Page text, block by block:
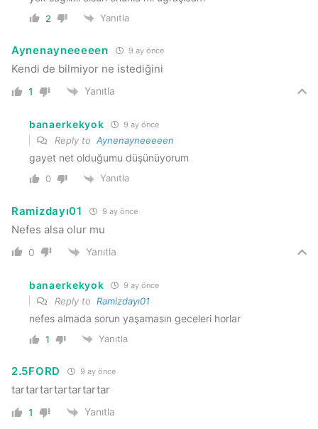
2 Yanıtla
Aynenayneeeeen 9 ay önce
Kendi de bilmiyor ne istediğini
1 Yanıtla
banaerkekyok 9 ay önce
Reply to Aynenayneeeeen
gayet net olduğumu düşünüyorum
0 Yanıtla
Ramizdayı01 9 ay önce
Nefes alsa olur mu
0 Yanıtla
banaerkekyok 9 ay önce
Reply to Ramizdayı01
nefes almada sorun yaşamasın geceleri horlar
1 Yanıtla
2.5FORD 9 ay önce
tartartartartartartar
1 Yanıtla